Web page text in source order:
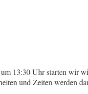
13:30 Uhr starten wir
und Zeiten werden